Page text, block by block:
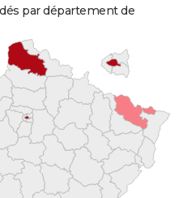
par département de